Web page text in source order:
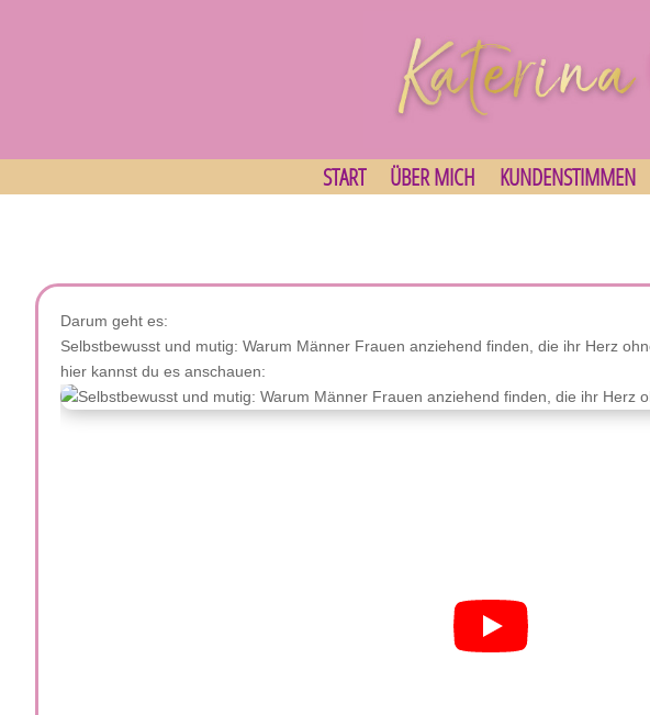
START ÜBER MICH KUNDENSTIMMEN
Darum geht es:
Selbstbewusst und mutig: Warum Männer Frauen anziehend finden, die ihr Herz
hier kannst du es anschauen: